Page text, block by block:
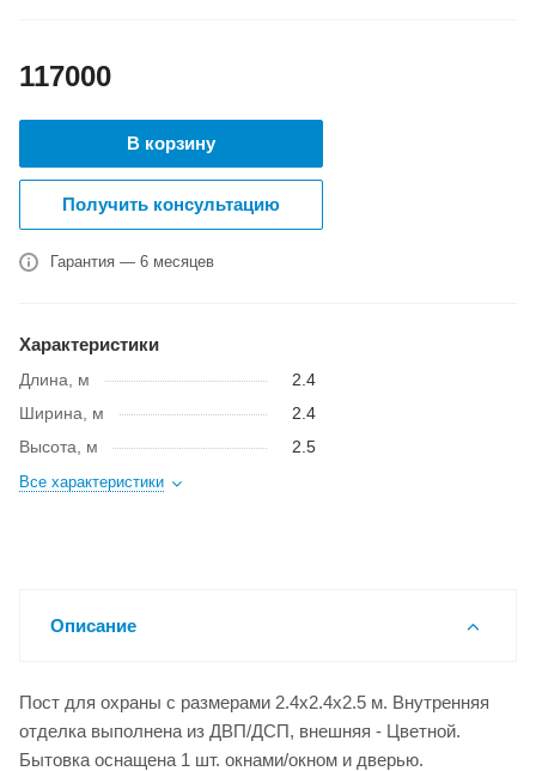
117000
В корзину
Получить консультацию
Гарантия — 6 месяцев
Характеристики
Длина, м
2.4
Ширина, м
2.4
Высота, м
2.5
Все характеристики
Описание
Пост для охраны с размерами 2.4x2.4x2.5 м. Внутренняя
отделка выполнена из ДВП/ДСП, внешняя - Цветной.
Бытовка оснащена 1 шт. окнами/окном и дверью.